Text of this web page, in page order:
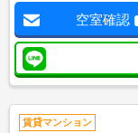
空室確認
賃貸マンション